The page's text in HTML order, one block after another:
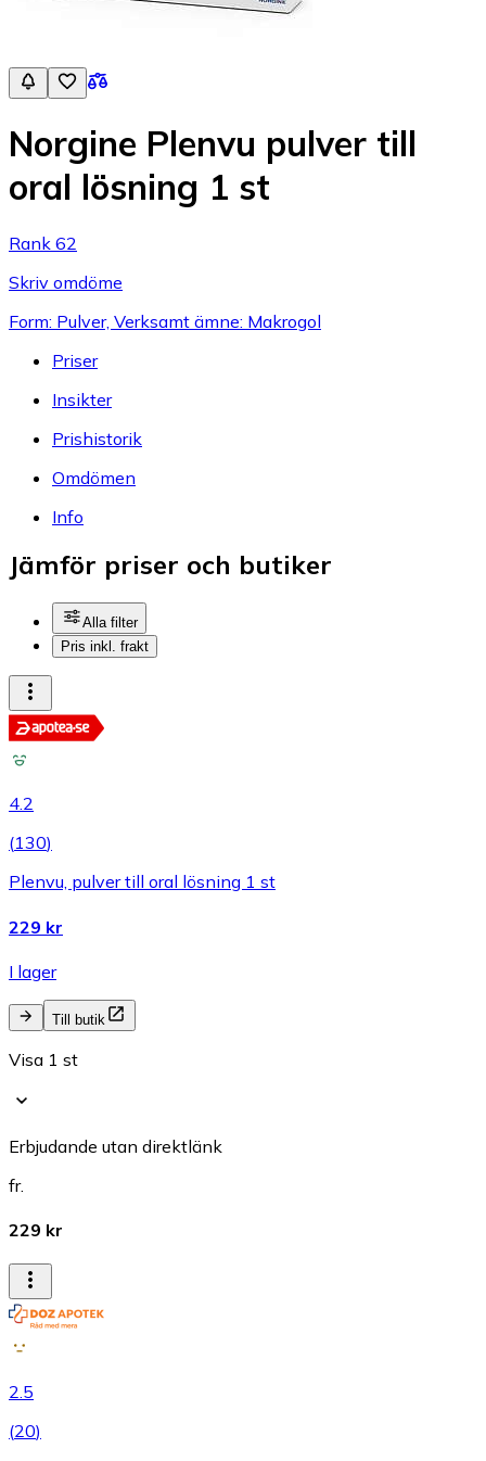
Norgine Plenvu pulver till
oral lösning 1 st
Rank 62
Skriv omdöme
Form: Pulver, Verksamt ämne: Makrogol
Priser
Insikter
Prishistorik
Omdömen
Info
Jämför priser och butiker
Alla filter
Pris inkl. frakt
4.2
(130)
Plenvu, pulver till oral lösning 1 st
229 kr
I lager
Till butik
Visa 1 st
Erbjudande utan direktlänk
fr.
229 kr
2.5
(20)